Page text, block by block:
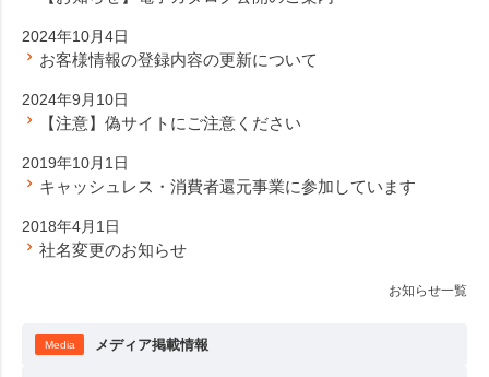
2024年10月4日
お客様情報の登録内容の更新について
2024年9月10日
【注意】偽サイトにご注意ください
2019年10月1日
キャッシュレス・消費者還元事業に参加しています
2018年4月1日
社名変更のお知らせ
お知らせ一覧
Media メディア掲載情報